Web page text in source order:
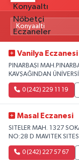
Vanilya Eczanesi
PINARBAŞI
KAVŞAĞINDAN
0 (242) 229 11 19
Masal Eczanesi
SITELER MAH. 1327
NO:28 D MAVITEK SITESI
0 (242) 227 57 67